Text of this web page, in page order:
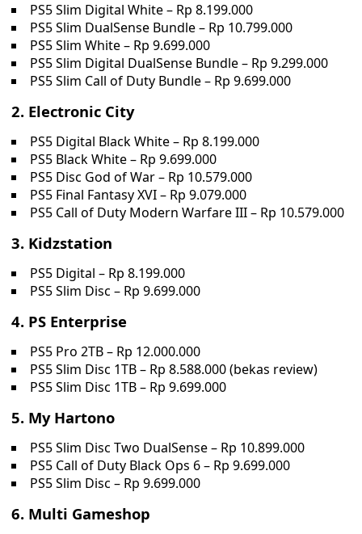
PS5 Slim Digital White – Rp 8.199.000
PS5 Slim DualSense Bundle – Rp 10.799.000
PS5 Slim White – Rp 9.699.000
PS5 Slim Digital DualSense Bundle – Rp 9.299.000
PS5 Slim Call of Duty Bundle – Rp 9.699.000
2. Electronic City
PS5 Digital Black White – Rp 8.199.000
PS5 Black White – Rp 9.699.000
PS5 Disc God of War – Rp 10.579.000
PS5 Final Fantasy XVI – Rp 9.079.000
PS5 Call of Duty Modern Warfare III – Rp 10.579.000
3. Kidzstation
PS5 Digital – Rp 8.199.000
PS5 Slim Disc – Rp 9.699.000
4. PS Enterprise
PS5 Pro 2TB – Rp 12.000.000
PS5 Slim Disc 1TB – Rp 8.588.000 (bekas review)
PS5 Slim Disc 1TB – Rp 9.699.000
5. My Hartono
PS5 Slim Disc Two DualSense – Rp 10.899.000
PS5 Call of Duty Black Ops 6 – Rp 9.699.000
PS5 Slim Disc – Rp 9.699.000
6. Multi Gameshop